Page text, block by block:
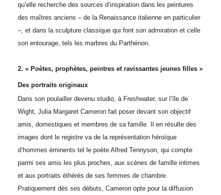
qu’elle recherche des sources d’inspiration dans les peintures
des maîtres anciens – de la Renaissance italienne en particulier
–, et dans la sculpture classique qui font son admiration et celle
son entourage, tels les marbres du Parthénon.
2. « Poètes, prophètes, peintres et ravissantes jeunes filles »
Des portraits originaux
Dans son poulailler devenu studio, à Freshwater, sur l’île de
Wight, Julia Margaret Cameron fait poser devant son objectif
amis, domestiques et membres de sa famille. Il en résulte des
images dont le registre va de la représentation héroïque
d’hommes éminents tel le poète Alfred Tennyson, qui compte
parmi ses amis les plus proches, aux scènes de famille intimes
et aux portraits éthérés de ses femmes de chambre.
Pratiquement dès ses débuts, Cameron opte pour la diffusion